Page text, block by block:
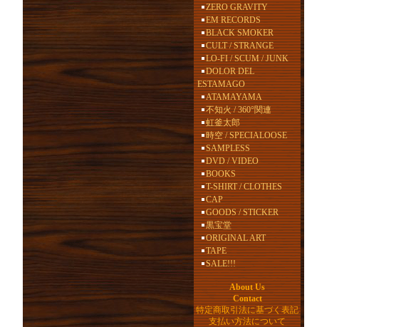
ZERO GRAVITY
EM RECORDS
BLACK SMOKER
CULT / STRANGE
LO-FI / SCUM / JUNK
DOLOR DEL
ESTAMAGO
ATAMAYAMA
不知火 / 360°関連
虹釜太郎
時空 / SPECIALOOSE
SAMPLESS
DVD / VIDEO
BOOKS
T-SHIRT / CLOTHES
CAP
GOODS / STICKER
黒宝堂
ORIGINAL ART
TAPE
SALE!!!
About Us
Contact
特定商取引法に基づく表記
支払い方法について